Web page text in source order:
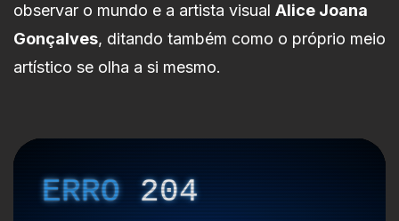
observar o mundo e a artista visual Alice Joana
Gonçalves, ditando também como o próprio meio
artístico se olha a si mesmo.